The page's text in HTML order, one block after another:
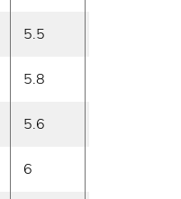
5.5
5.8
5.6
6